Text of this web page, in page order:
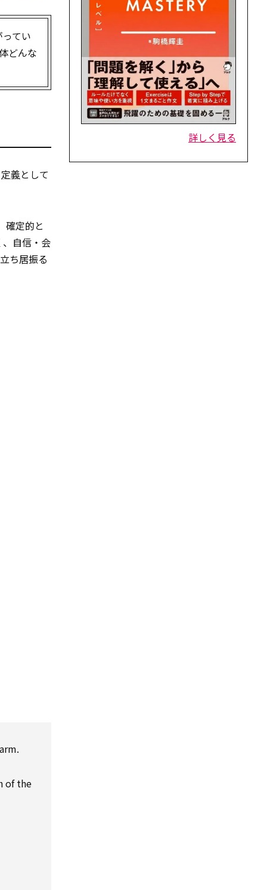
てい
どんな
定義として
確定的と
自信・会
ち居振る
of the
詳しく見る